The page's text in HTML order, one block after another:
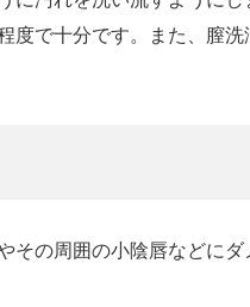
度で十分です。また、膣洗
その周囲の小陰唇などに